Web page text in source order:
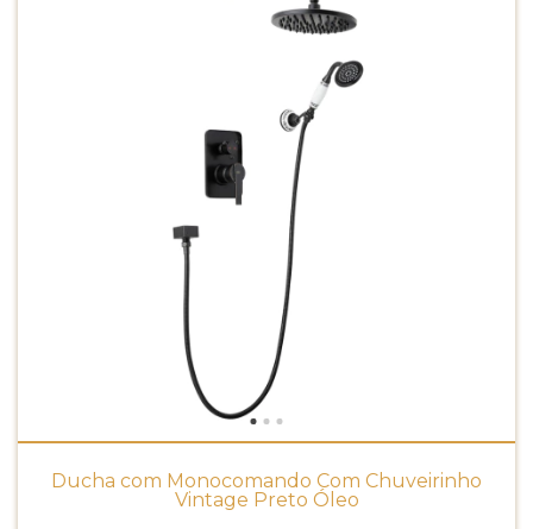
Ducha com Monocomando Com Chuveirinho
Vintage Preto Óleo